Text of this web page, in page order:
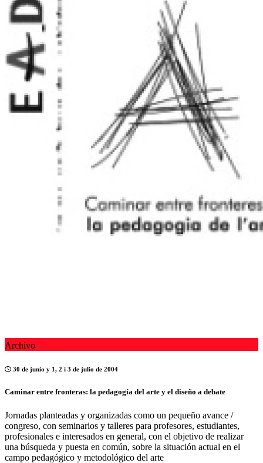
Archivo
30 de junio y 1, 2 i 3 de julio de 2004
Caminar entre fronteras: la pedagogía del arte y el diseño a debate
Jornadas planteadas y organizadas como un pequeño avance /
congreso, con seminarios y talleres para profesores, estudiantes,
profesionales e interesados en general, con el objetivo de realizar
una búsqueda y puesta en común, sobre la situación actual en el
campo pedagógico y metodológico del arte